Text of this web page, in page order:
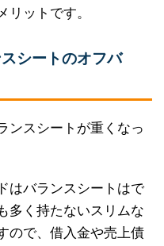
リットです。
シートのオフバ
ンスシートが重くなっ
はバランスシートはで
多く持たないスリムな
ので、借入金や売上債